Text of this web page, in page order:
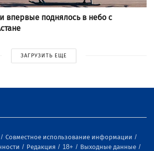
впервые поднялось в небо с
ЗАГРУЗИТЬ ЕЩЕ
Совместное использование информации
Редакция 18+ Выходные данные